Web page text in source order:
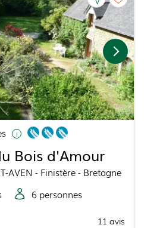
Bois d'Amour
AVEN - Finistère - Bretagne
6 personnes
11 avis